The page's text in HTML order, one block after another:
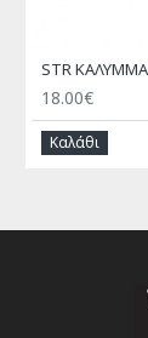
STR
18.00€
Καλάθι